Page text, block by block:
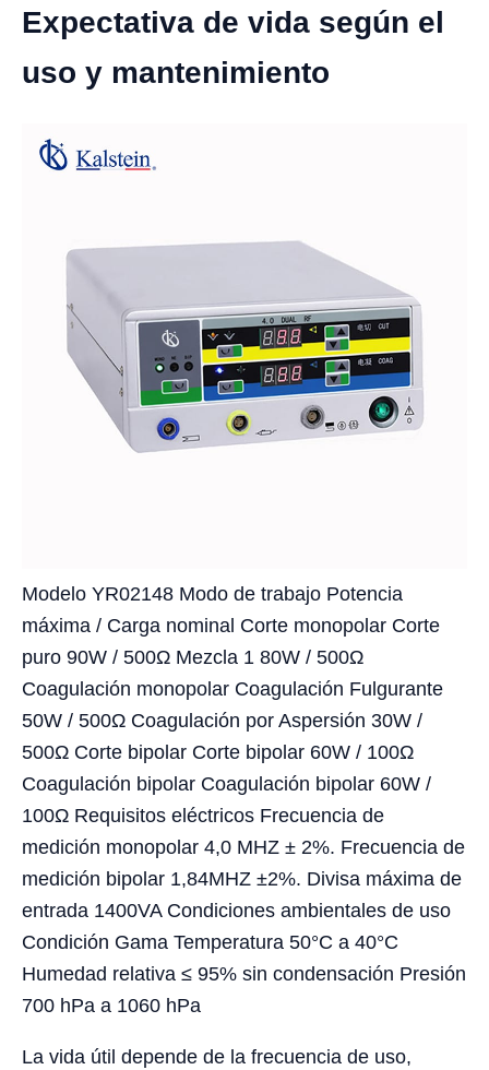
Expectativa de vida según el
uso y mantenimiento
Modelo YR02148 Modo de trabajo Potencia
máxima / Carga nominal Corte monopolar Corte
puro 90W / 500Ω Mezcla 1 80W / 500Ω
Coagulación monopolar Coagulación Fulgurante
50W / 500Ω Coagulación por Aspersión 30W /
500Ω Corte bipolar Corte bipolar 60W / 100Ω
Coagulación bipolar Coagulación bipolar 60W /
100Ω Requisitos eléctricos Frecuencia de
medición monopolar 4,0 MHZ ± 2%. Frecuencia de
medición bipolar 1,84MHZ ±2%. Divisa máxima de
entrada 1400VA Condiciones ambientales de uso
Condición Gama Temperatura 50°C a 40°C
Humedad relativa ≤ 95% sin condensación Presión
700 hPa a 1060 hPa
La vida útil depende de la frecuencia de uso,